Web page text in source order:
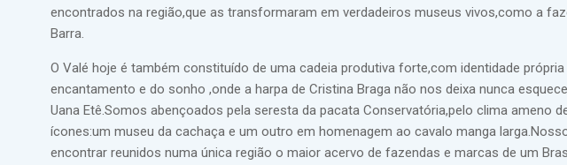
encontrados na região,que as transformaram em verdadeiros museus vivos,como a
Barra.
O Valé hoje é também constituído de uma cadeia produtiva forte,com identidade
encantamento e do sonho ,onde a harpa de Cristina Braga não nos deixa nunca
Uana Etê.Somos abençoados pela seresta da pacata Conservatória,pelo clima ameno
ícones:um museu da cachaça e um outro em homenagem ao cavalo manga
encontrar reunidos numa única região o maior acervo de fazendas e marcas de um